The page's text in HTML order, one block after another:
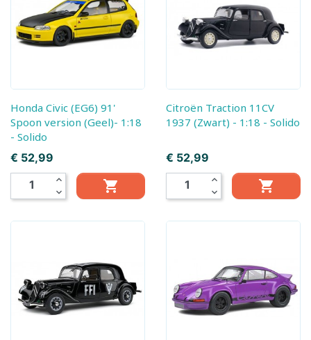
Honda Civic (EG6) 91'
Spoon version (Geel)- 1:18
- Solido
Prijs
€ 52,99
expand_less
expand_more

Citroën Traction 11CV
1937 (Zwart) - 1:18 - Solido
Prijs
€ 52,99
expand_less
expand_more
